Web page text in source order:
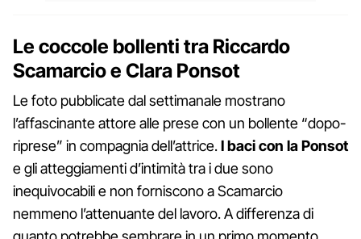
Le coccole bollenti tra Riccardo
Scamarcio e Clara Ponsot
Le foto pubblicate dal settimanale mostrano
l’affascinante attore alle prese con un bollente “dopo-
riprese” in compagnia dell’attrice.I baci con la Ponsot
e gli atteggiamenti d’intimità tra i due sono
inequivocabili e non forniscono a Scamarcio
nemmeno l’attenuante del lavoro. A differenza di